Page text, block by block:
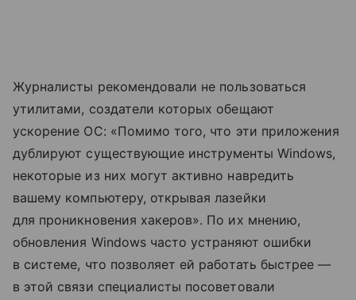
Журналисты рекомендовали не пользоваться
утилитами, создатели которых обещают
ускорение ОС: «Помимо того, что эти приложения
дублируют существующие инструменты Windows,
некоторые из них могут активно навредить
вашему компьютеру, открывая лазейки
для проникновения хакеров». По их мнению,
обновления Windows часто устраняют ошибки
в системе, что позволяет ей работать быстрее —
в этой связи специалисты посоветовали